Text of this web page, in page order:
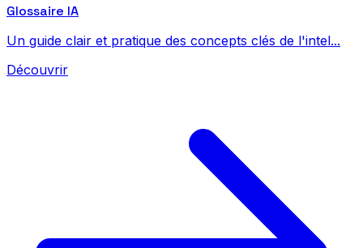
Glossaire IA
Un guide clair et pratique des concepts clés de l'intel...
Découvrir